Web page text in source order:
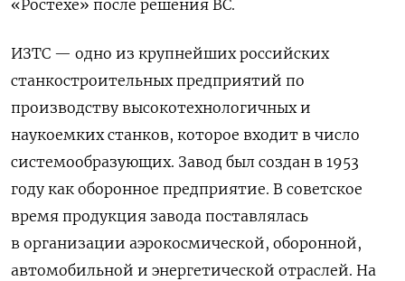
«Ростехе» после решения ВС.
ИЗТС — одно из крупнейших российских
станкостроительных предприятий по
производству высокотехнологичных и
наукоемких станков, которое входит в число
системообразующих. Завод был создан в 1953
году как оборонное предприятие. В советское
время продукция завода поставлялась
в организации аэрокосмической, оборонной,
автомобильной и энергетической отраслей. На